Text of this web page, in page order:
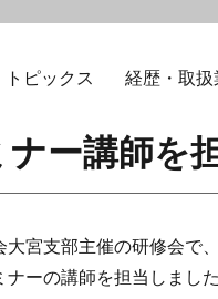
トピックス 経歴・取扱
ナー講師を
宮支部主催の研修会で
ーの講師を担当しました